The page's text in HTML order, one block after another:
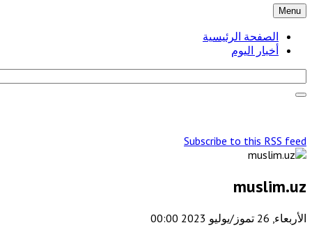
Menu
الصفحة الرئيسية
أخبار اليوم
Subscribe to this RSS feed
muslim.uz
الأربعاء, 26 تموز/يوليو 2023 00:00